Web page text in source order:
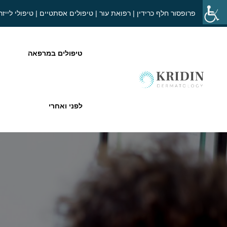
פרופסור חלף כרידין | רפואת עור | טיפולים אסתטיים | טיפולי
טיפולים במרפאה
לפני ואחרי